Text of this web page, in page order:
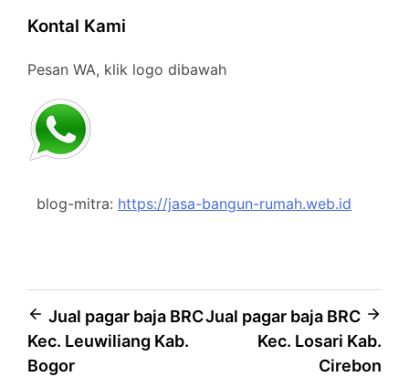
Kontal Kami
Pesan WA, klik logo dibawah
blog-mitra: https://jasa-bangun-rumah.web.id
Post
navigation
Jual pagar baja BRC
Kec. Leuwiliang Kab.
Bogor
Jual pagar baja BRC
Kec. Losari Kab.
Cirebon